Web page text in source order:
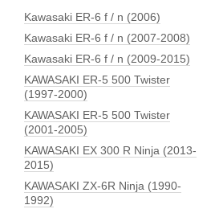
Kawasaki ER-6 f / n (2006)
Kawasaki ER-6 f / n (2007-2008)
Kawasaki ER-6 f / n (2009-2015)
KAWASAKI ER-5 500 Twister
(1997-2000)
KAWASAKI ER-5 500 Twister
(2001-2005)
KAWASAKI EX 300 R Ninja (2013-
2015)
KAWASAKI ZX-6R Ninja (1990-
1992)